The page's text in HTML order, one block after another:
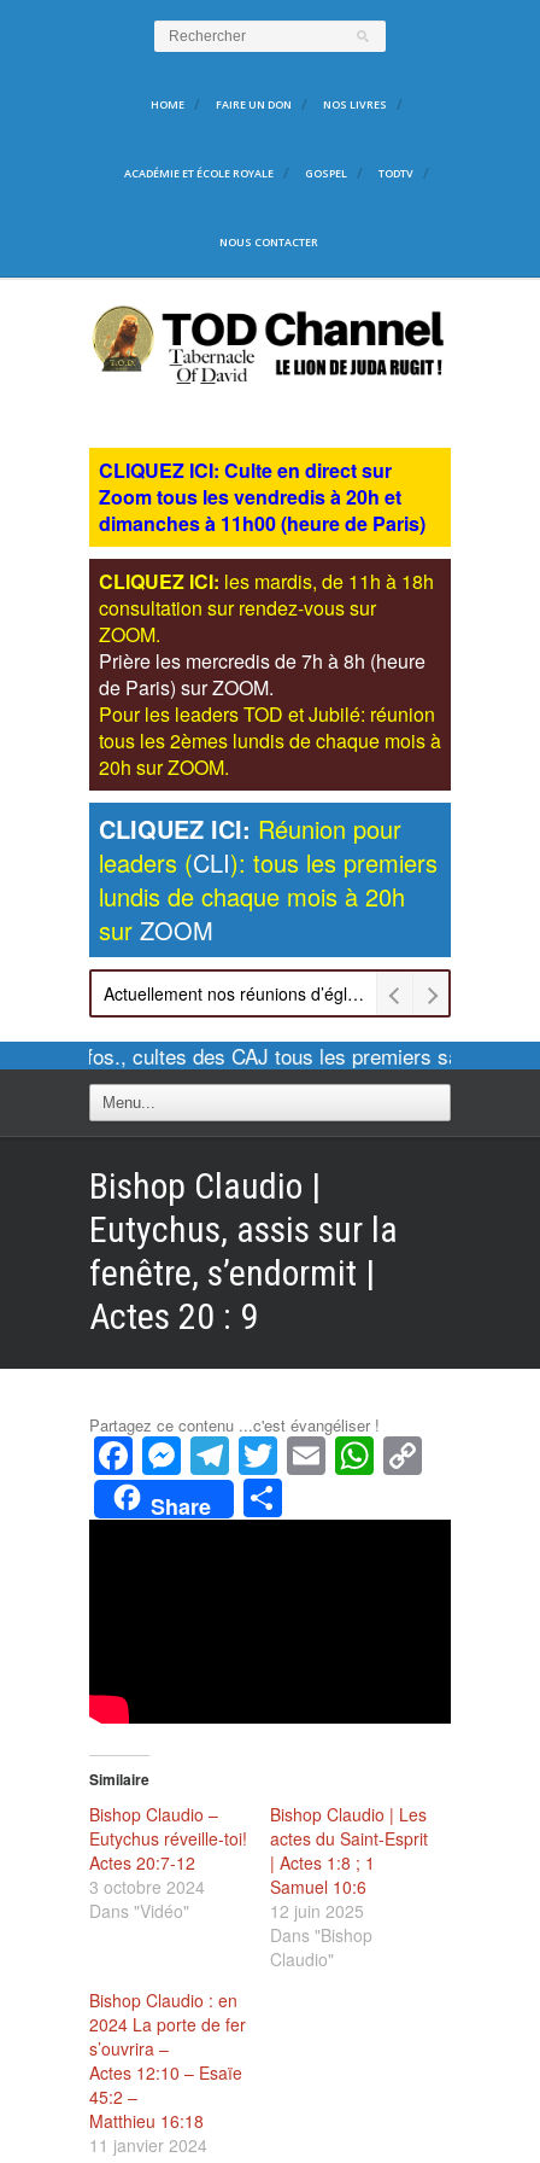
HOME FAIRE UN DON NOS LIVRES
ACADÉMIE ET ÉCOLE ROYALE GOSPEL TODTV
NOUS CONTACTER
CLIQUEZ ICI: Culte en direct sur
Zoom tous les vendredis à 20h et
dimanches à 11h00 (heure de Paris)
CLIQUEZ ICI: les mardis, de 11h à 18h
consultation sur rendez-vous sur
ZOOM.
Prière les mercredis de 7h à 8h (heure
de Paris) sur ZOOM.
Pour les leaders TOD et Jubilé: réunion
tous les 2èmes lundis de chaque mois à
20h sur ZOOM.
CLIQUEZ ICI: Réunion pour
leaders (CLI): tous les premiers
lundis de chaque mois à 20h
sur ZOOM
Actuellement nos réunions d’église sont retransmises sur ZOOM les dimanches à 11h et vendredis à 20h00
Pour infos., cultes des CAJ tous les premiers samedis
Bishop Claudio |
Eutychus, assis sur la
fenêtre, s’endormit |
Actes 20 : 9
Partagez ce contenu ...c'est évangéliser !
Facebook
Messenger
Telegram
Twitter
Email
Share
Similaire
Bishop Claudio –
Eutychus réveille-toi!
Actes 20:7-12
3 octobre 2024
Dans "Vidéo"
Bishop Claudio | Les
actes du Saint-Esprit
| Actes 1:8 ; 1
Samuel 10:6
12 juin 2025
Dans "Bishop
Claudio"
Bishop Claudio : en
2024 La porte de fer
s’ouvrira –
Actes 12:10 – Esaïe
45:2 –
Matthieu 16:18
11 janvier 2024